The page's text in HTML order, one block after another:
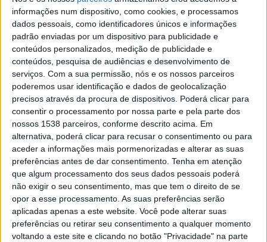
informações num dispositivo, como cookies, e processamos
dados pessoais, como identificadores únicos e informações
padrão enviadas por um dispositivo para publicidade e
conteúdos personalizados, medição de publicidade e
conteúdos, pesquisa de audiências e desenvolvimento de
serviços. Com a sua permissão, nós e os nossos parceiros
poderemos usar identificação e dados de geolocalização
precisos através da procura de dispositivos. Poderá clicar para
consentir o processamento por nossa parte e pela parte dos
nossos 1538 parceiros, conforme descrito acima. Em
alternativa, poderá clicar para recusar o consentimento ou para
aceder a informações mais pormenorizadas e alterar as suas
preferências antes de dar consentimento. Tenha em atenção
que algum processamento dos seus dados pessoais poderá
não exigir o seu consentimento, mas que tem o direito de se
opor a esse processamento. As suas preferências serão
aplicadas apenas a este website. Você pode alterar suas
preferências ou retirar seu consentimento a qualquer momento
voltando a este site e clicando no botão "Privacidade" na parte
A pesquisa decorre nos laboratórios do Centro de Física
e do Centro de Química da Escola de Ciências da
UMinho, em Braga. O trabalho é financiado pela
Fundação para a Ciência e a Tecnologia (FCT), sendo
orientado pelos professores Carlos M. Costa, Senentxu
Lanceros-Méndez e Renato Gonçalves. Bracarense de
30 anos, Rafael Pinto fez a licenciatura em Ciências do
Ambiente, o mestrado em Ciências e Tecnologias do
Ambiente – ramo Energia e está a terminar o
doutoramento, sempre na UMinho.